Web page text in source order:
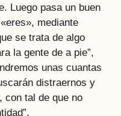
Luego pasa un buen
mediante
se trata de algo
la gente de a pie”,
unas cuantas
distraernos y
con tal de que no